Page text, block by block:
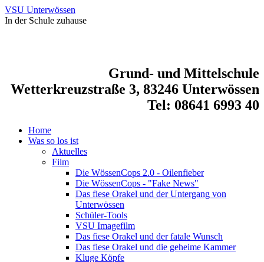
VSU Unterwössen
In der Schule zuhause
Grund- und Mittelschule
Wetterkreuzstraße 3, 83246 Unterwössen
Tel: 08641 6993 40
Home
Was so los ist
Aktuelles
Film
Die WössenCops 2.0 - Oilenfieber
Die WössenCops - "Fake News"
Das fiese Orakel und der Untergang von
Unterwössen
Schüler-Tools
VSU Imagefilm
Das fiese Orakel und der fatale Wunsch
Das fiese Orakel und die geheime Kammer
Kluge Köpfe